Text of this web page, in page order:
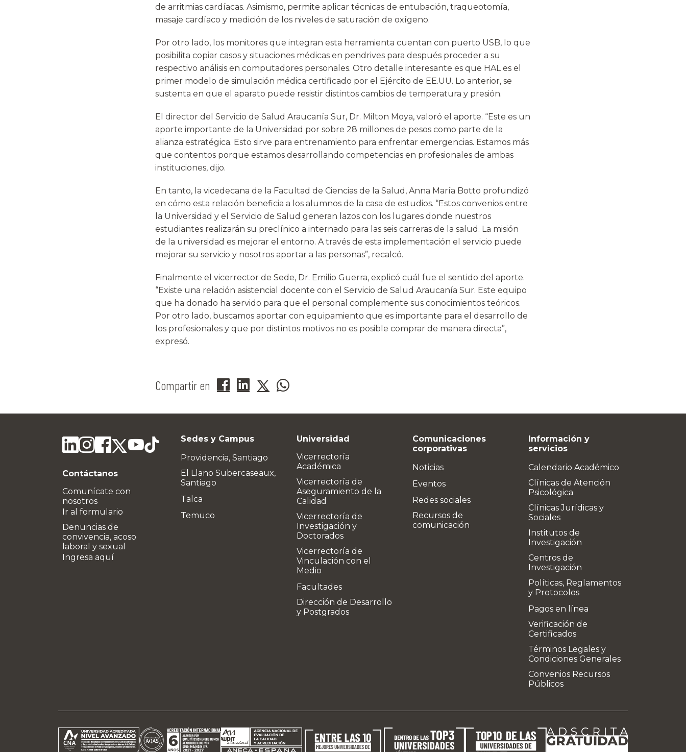
de arritmias cardíacas. Asimismo, permite aplicar técnicas de entubación, traqueotomía,
masaje cardíaco y medición de los niveles de saturación de oxígeno.
Por otro lado, los monitores que integran esta herramienta cuentan con puerto USB, lo que
posibilita copiar casos y situaciones médicas en pendrives para después proceder a su
respectivo análisis en computadores personales. Otro detalle interesante es que HAL es el
primer modelo de simulación médica certificado por el Ejército de EE.UU. Lo anterior, se
sustenta en que el aparato puede resistir distintos cambios de temperatura y presión.
El director del Servicio de Salud Araucanía Sur, Dr. Milton Moya, valoró el aporte. “Este es un
aporte importante de la Universidad por sobre 28 millones de pesos como parte de la
alianza estratégica. Esto sirve para entrenamiento para enfrentar emergencias. Estamos más
que contentos porque estamos desarrollando competencias en profesionales de ambas
instituciones, dijo.
En tanto, la vicedecana de la Facultad de Ciencias de la Salud, Anna María Botto profundizó
en cómo esta relación beneficia a los alumnos de la casa de estudios. “Estos convenios entre
la Universidad y el Servicio de Salud generan lazos con los lugares donde nuestros
estudiantes realizarán su preclínico a internado para las seis carreras de la salud. La misión
de la universidad es mejorar el entorno. A través de esta implementación el servicio puede
mejorar su servicio y nosotros aportar a las personas”, recalcó.
Finalmente el vicerrector de Sede, Dr. Emilio Guerra, explicó cuál fue el sentido del aporte.
“Existe una relación asistencial docente con el Servicio de Salud Araucanía Sur. Este equipo
que ha donado ha servido para que el personal complemente sus conocimientos teóricos.
Por otro lado, buscamos aportar con equipamiento que es importante para el desarrollo de
los profesionales y que por distintos motivos no es posible comprar de manera directa”,
expresó.
Compartir en
Contáctanos
Comunícate con
nosotros
Ir al formulario
Denuncias de
convivencia, acoso
laboral y sexual
Ingresa aquí
Sedes y Campus
Providencia, Santiago
El Llano Subercaseaux,
Santiago
Talca
Temuco
Universidad
Vicerrectoría
Académica
Vicerrectoría de
Aseguramiento de la
Calidad
Vicerrectoría de
Investigación y
Doctorados
Vicerrectoría de
Vinculación con el
Medio
Facultades
Dirección de Desarrollo
y Postgrados
Comunicaciones
corporativas
Noticias
Eventos
Redes sociales
Recursos de
comunicación
Información y
servicios
Calendario Académico
Clínicas de Atención
Psicológica
Clínicas Jurídicas y
Sociales
Institutos de
Investigación
Centros de
Investigación
Políticas, Reglamentos
y Protocolos
Pagos en línea
Verificación de
Certificados
Términos Legales y
Condiciones Generales
Convenios Recursos
Públicos